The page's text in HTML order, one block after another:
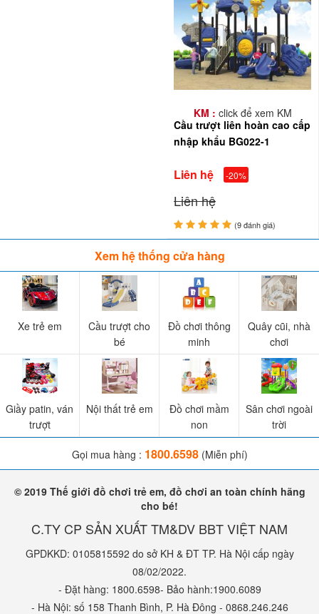
KM : click để xem KM
Cầu trượt liên hoàn cao cấp
nhập khẩu BG022-1
Liên hệ -20%
Liên hệ
(9 đánh giá)
Xem hệ thống cửa hàng
Xe trẻ em
Cầu trượt cho
bé
Đồ chơi thông
minh
Quây cũi, nhà
chơi
Giầy patin, ván
trượt
Nội thất trẻ em
Đồ chơi mầm
non
Sân chơi ngoài
trời
Gọi mua hàng : 1800.6598(Miễn phí)
© 2019 Thế giới đồ chơi trẻ em, đồ chơi an toàn chính hãng
cho bé!
C.TY CP SẢN XUẤT TM&DV BBT VIỆT NAM
GPDKKD: 0105815592 do sở KH & ĐT TP. Hà Nội cấp ngày
08/02/2022.
- Đặt hàng: 1800.6598- Bảo hành:1900.6089
- Hà Nội: số 158 Thanh Bình, P. Hà Đông - 0868.246.246